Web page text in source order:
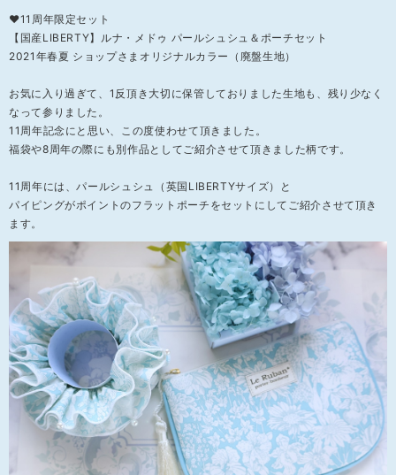
❤11周年限定セット
【国産LIBERTY】ルナ・メドゥ パールシュシュ＆ポーチセット
2021年春夏 ショップさまオリジナルカラー（廃盤生地）
お気に入り過ぎて、1反頂き大切に保管しておりました生地も、残り少なく
なって参りました。
11周年記念にと思い、この度使わせて頂きました。
福袋や8周年の際にも別作品としてご紹介させて頂きました柄です。
11周年には、パールシュシュ（英国LIBERTYサイズ）と
パイピングがポイントのフラットポーチをセットにしてご紹介させて頂き
ます。